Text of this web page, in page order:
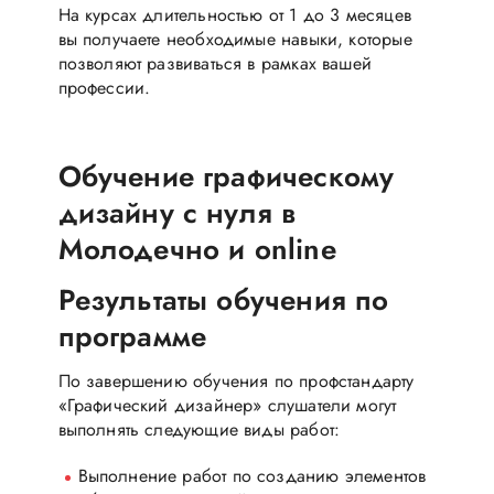
На курсах длительностью от 1 до 3 месяцев
вы получаете необходимые навыки, которые
позволяют развиваться в рамках вашей
профессии.
Обучение графическому
дизайну с нуля в
Молодечно и online
Результаты обучения по
программе
По завершению обучения по профстандарту
«Графический дизайнер» слушатели могут
выполнять следующие виды работ:
Выполнение работ по созданию элементов